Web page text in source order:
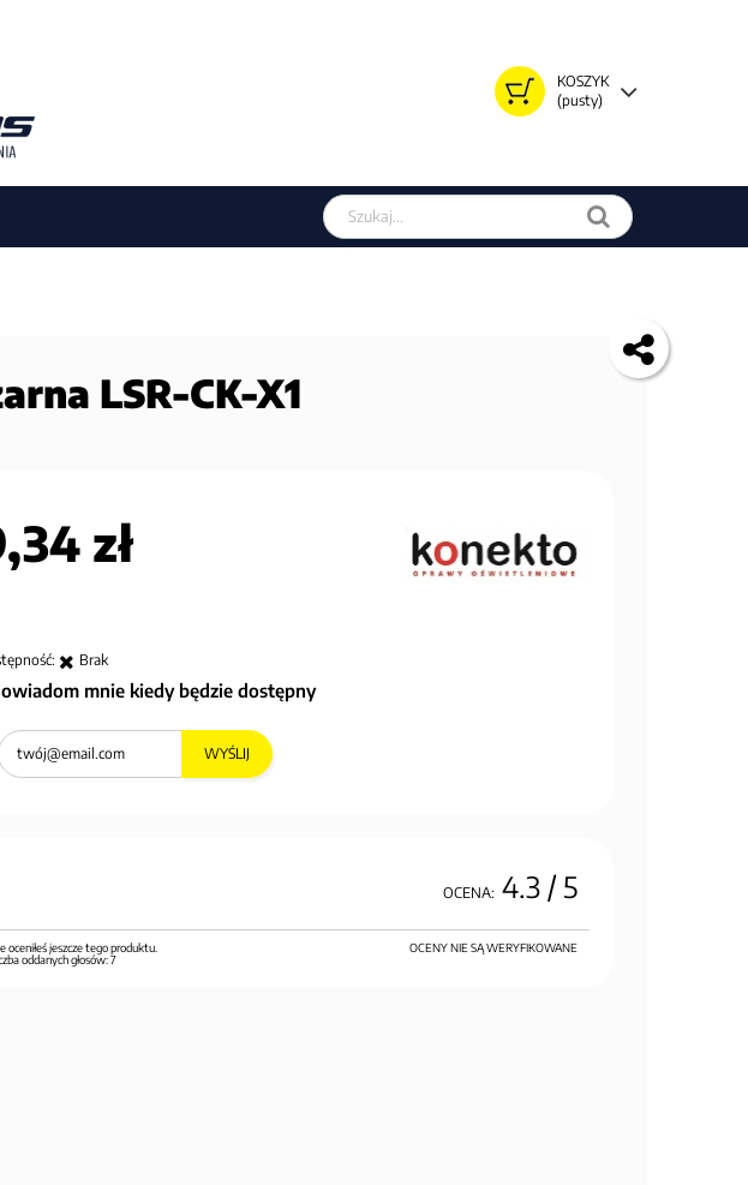
KOSZYK
(pusty)
Szukaj w sklepie
LSR-CK-X1
zł
Brak
mnie kiedy będzie dostępny
WYŚLIJ
OCENA: 4.3/ 5
OCENY NIE SĄ WERYFIKOWANE
oceniłeś jeszcze tego produktu.
oddanych głosów:7